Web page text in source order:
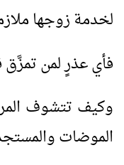
لخدمة زوجها
فأي عذرٍ لمن تمزَّق
وكيف تتشوف
الموضات